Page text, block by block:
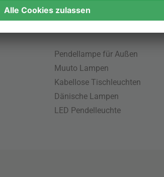
Pendellampe für Außen
Muuto Lampen
Kabellose Tischleuchten
Dänische Lampen
LED Pendelleuchte